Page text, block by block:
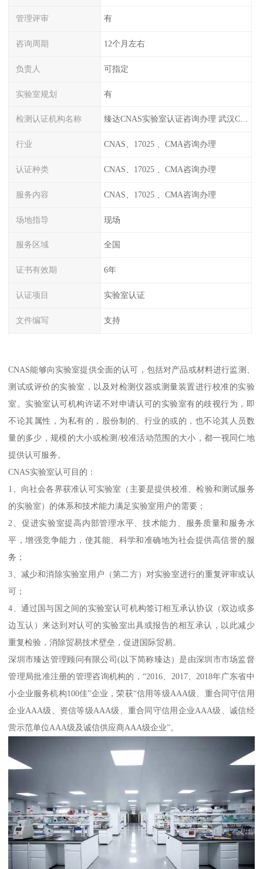
管理评审 有
咨询周期 12个月左右
负责人 可指定
实验室规划 有
检测认证机构名称 臻达CNAS实验室认证咨询办理 武汉CNAS实验室认可办理
行业 CNAS、17025 、CMA咨询办理
认证种类 CNAS、17025 、CMA咨询办理
服务内容 CNAS、17025 、CMA咨询办理
场地指导 现场
服务区域 全国
证书有效期 6年
认证项目 实验室认证
文件编写 支持
CNAS能够向实验室提供全面的认可，包括对产品或材料进行监测、
测试或评价的实验室，以及对检测仪器或测量装置进行校准的实验
室。实验室认可机构许诺不对申请认可的实验室有的歧视行为，即
不论其属性，为私有的，股份制的、行业的或的，也不论其人员数
量的多少，规模的大小或检测/校准活动范围的大小，都一视同仁地
提供认可服务。
CNAS实验室认可目的：
1、向社会各界获准认可实验室（主要是提供校准、检验和测试服务
的实验室）的体系和技术能力满足实验室用户的需要；
2、促进实验室提高内部管理水平、技术能力、服务质量和服务水
平，增强竞争能力，使其能、科学和准确地为社会提供高信誉的服
务；
3、减少和消除实验室用户（第二方）对实验室进行的重复评审或认
可；
4、通过国与国之间的实验室认可机构签订相互承认协议（双边或多
边互认）来达到对认可的实验室出具或报告的相互承认，以此减少
重复检验，消除贸易技术壁垒，促进国际贸易。
深圳市臻达管理顾问有限公司(以下简称臻达）是由深圳市市场监督
管理局批准注册的管理咨询机构的，“2016、2017、2018年广东省中
小企业服务机构100佳”企业，荣获“信用等级AAA级、重合同守信用
企业AAA级、资信等级AAA级、重合同守信用企业AAA级、诚信经
营示范单位AAA级及诚信供应商AAA级企业”。